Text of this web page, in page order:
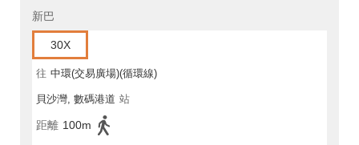
新巴
30X
往 中環(交易廣場)(循環線)
貝沙灣, 數碼港道 站
距離 100m